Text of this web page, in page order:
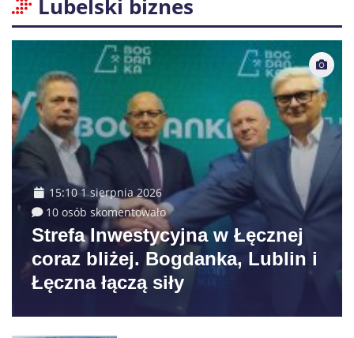
Lubelski biznes
15:10 1 sierpnia 2026
10 osób skomentowało
Strefa Inwestycyjna w Łęcznej
coraz bliżej. Bogdanka, Lublin i
Łęczna łączą siły